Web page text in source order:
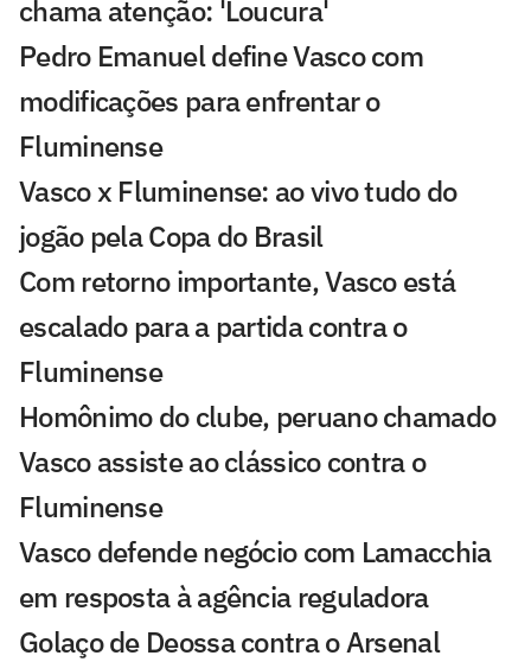
chama atenção: 'Loucura'
Pedro Emanuel define Vasco com
modificações para enfrentar o
Fluminense
Vasco x Fluminense: ao vivo tudo do
jogão pela Copa do Brasil
Com retorno importante, Vasco está
escalado para a partida contra o
Fluminense
Homônimo do clube, peruano chamado
Vasco assiste ao clássico contra o
Fluminense
Vasco defende negócio com Lamacchia
em resposta à agência reguladora
Golaço de Deossa contra o Arsenal